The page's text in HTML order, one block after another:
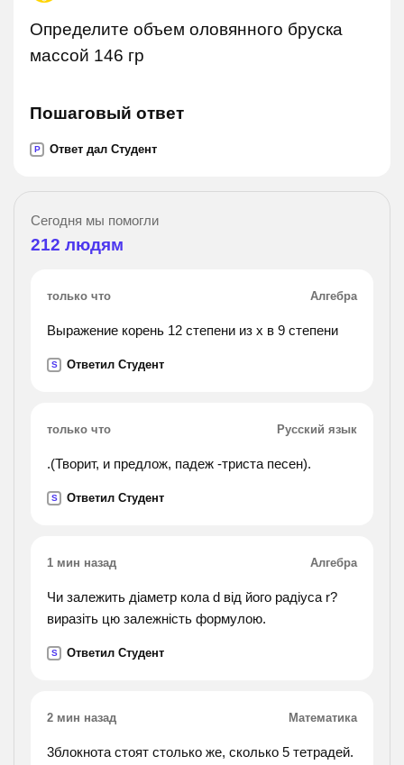
Определите объем оловянного бруска
массой 146 гр
Пошаговый ответ
P Ответ дал Студент
Сегодня мы помогли
212 людям
только что Алгебра
Выражение корень 12 степени из х в 9 степени
S Ответил Студент
только что Русский язык
.(Творит, и предлож, падеж -триста песен).
S Ответил Студент
1 мин назад Алгебра
Чи залежить діаметр кола d від його радіуса r?
виразіть цю залежність формулою.
S Ответил Студент
2 мин назад Математика
3блокнота стоят столько же, сколько 5 тетрадей.